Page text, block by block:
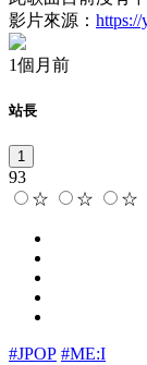
影片來源：
1個月前
站長
1
93
☆
☆ ☆
#JPOP #ME:I